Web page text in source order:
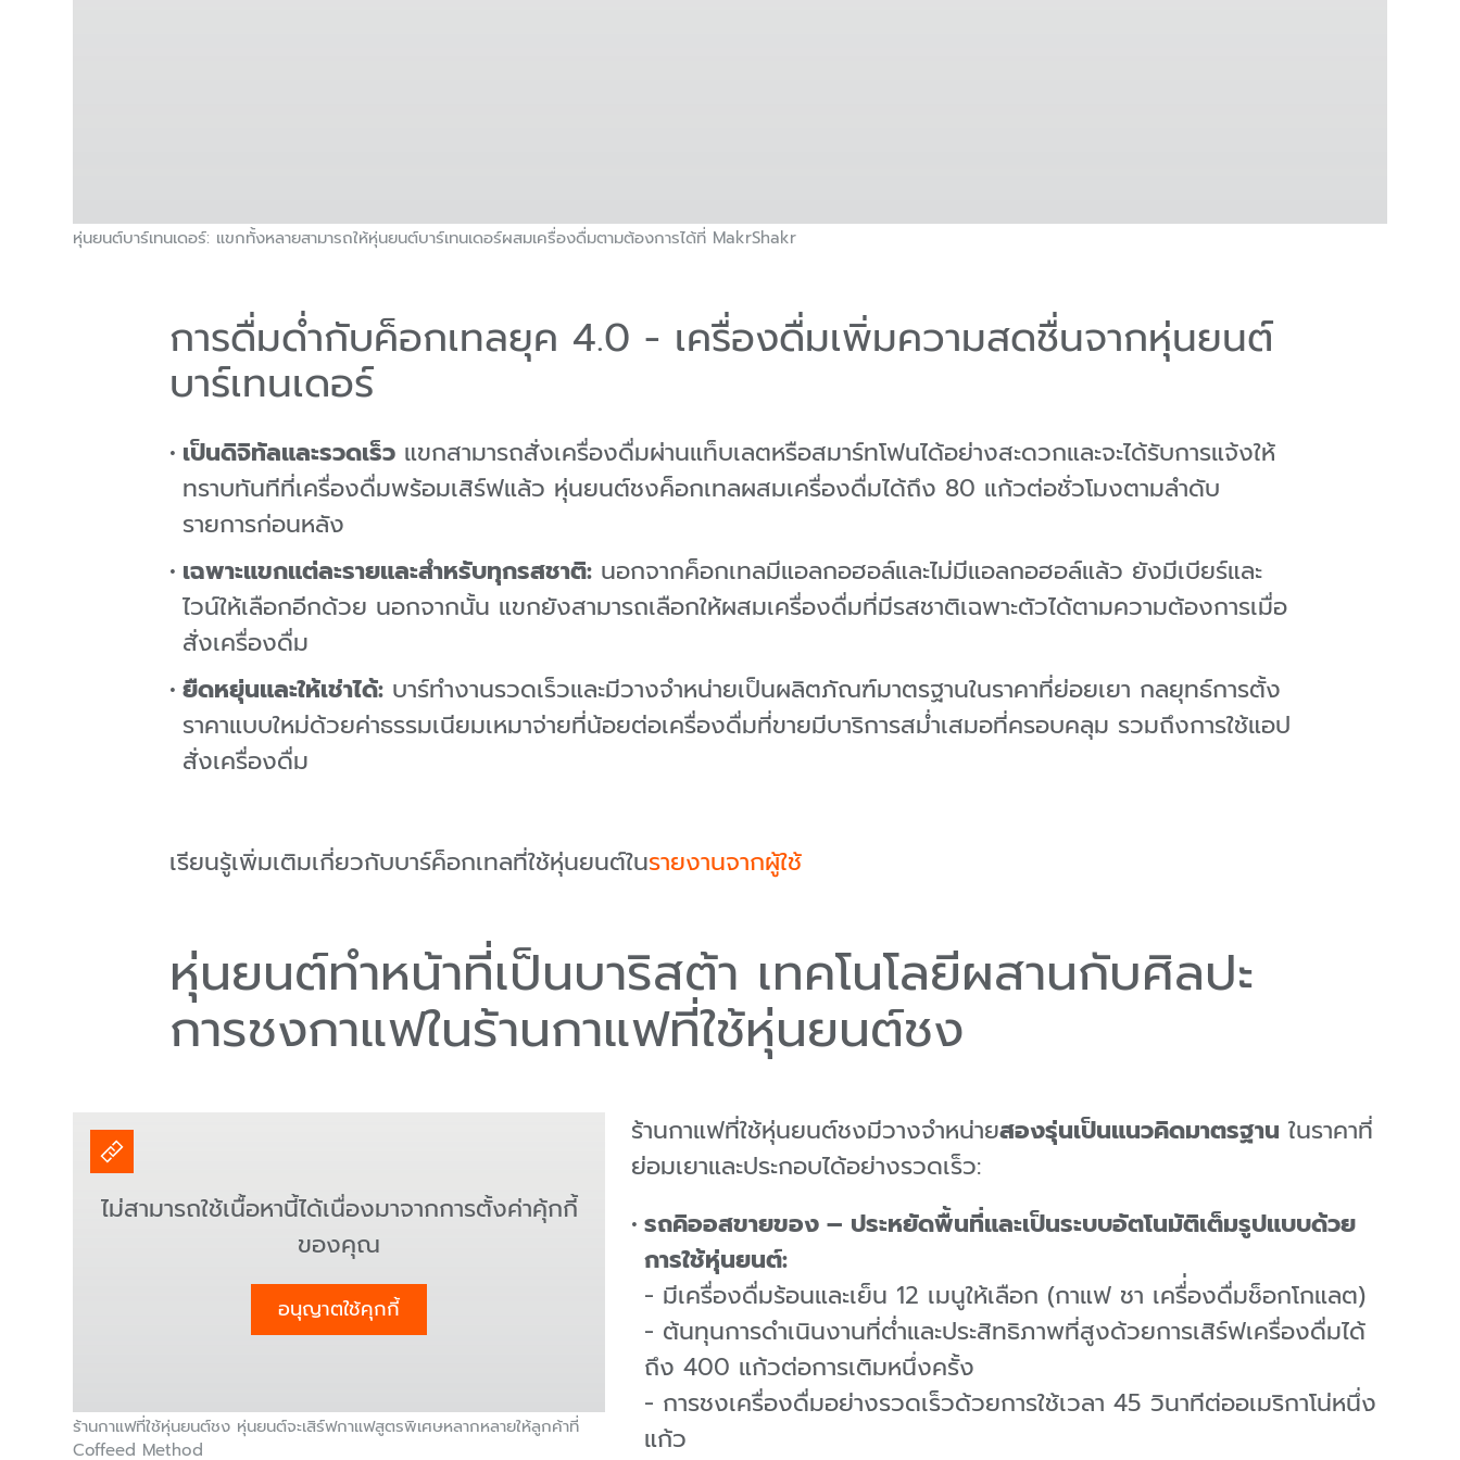
หุ่นยนต์บาร์เทนเดอร์: แขกทั้งหลายสามารถให้หุ่นยนต์บาร์เทนเดอร์ผสมเครื่องดื่มตามต้องการได้ที่ MakrShakr
การดื่มด่ำกับค็อกเทลยุค 4.0 - เครื่องดื่มเพิ่มความสดชื่นจากหุ่นยนต์
บาร์เทนเดอร์
เป็นดิจิทัลและรวดเร็วแขกสามารถสั่งเครื่องดื่มผ่านแท็บเลตหรือสมาร์ทโฟนได้อย่างสะดวกและจะได้รับการแจ้งให้
ทราบทันทีที่เครื่องดื่มพร้อมเสิร์ฟแล้ว หุ่นยนต์ชงค็อกเทลผสมเครื่องดื่มได้ถึง 80 แก้วต่อชั่วโมงตามลำดับ
รายการก่อนหลัง
เฉพาะแขกแต่ละรายและสำหรับทุกรสชาติ:นอกจากค็อกเทลมีแอลกอฮอล์และไม่มีแอลกอฮอล์แล้ว ยังมีเบียร์และ
ไวน์ให้เลือกอีกด้วย นอกจากนั้น แขกยังสามารถเลือกให้ผสมเครื่องดื่มที่มีรสชาติเฉพาะตัวได้ตามความต้องการเมื่อ
สั่งเครื่องดื่ม
ยืดหยุ่นและให้เช่าได้:บาร์ทำงานรวดเร็วและมีวางจำหน่ายเป็นผลิตภัณฑ์มาตรฐานในราคาที่ย่อยเยา กลยุทธ์การตั้ง
ราคาแบบใหม่ด้วยค่าธรรมเนียมเหมาจ่ายที่น้อยต่อเครื่องดื่มที่ขายมีบาริการสม่ำเสมอที่ครอบคลุม รวมถึงการใช้แอป
สั่งเครื่องดื่ม
เรียนรู้เพิ่มเติมเกี่ยวกับบาร์ค็อกเทลที่ใช้หุ่นยนต์ในรายงานจากผู้ใช้
หุ่นยนต์ทำหน้าที่เป็นบาริสต้า เทคโนโลยีผสานกับศิลปะ
การชงกาแฟในร้านกาแฟที่ใช้หุ่นยนต์ชง
ร้านกาแฟที่ใช้หุ่นยนต์ชงมีวางจำหน่ายสองรุ่นเป็นแนวคิดมาตรฐาน ในราคาที่
ย่อมเยาและประกอบได้อย่างรวดเร็ว:
รถคิออสขายของ – ประหยัดพื้นที่และเป็นระบบอัตโนมัติเต็มรูปแบบด้วย
การใช้หุ่นยนต์:
- มีเครื่องดื่มร้อนและเย็น 12 เมนูให้เลือก (กาแฟ ชา เครื่่องดื่มช็อกโกแลต)
- ต้นทุนการดำเนินงานที่ต่ำและประสิทธิภาพที่สูงด้วยการเสิร์ฟเครื่องดื่มได้
ถึง 400 แก้วต่อการเติมหนึ่งครั้ง
- การชงเครื่องดื่มอย่างรวดเร็วด้วยการใช้เวลา 45 วินาทีต่ออเมริกาโน่หนึ่ง
แก้ว
ไม่สามารถใช้เนื้อหานี้ได้เนื่องมาจากการตั้งค่าคุ้กกี้
ของคุณ
อนุญาตใช้คุกกี้
ร้านกาแฟที่ใช้หุ่นยนต์ชง หุ่นยนต์จะเสิร์ฟกาแฟสูตรพิเศษหลากหลายให้ลูกค้าที่
Coffeed Method